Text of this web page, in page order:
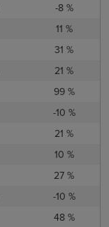
-8 %
11 %
31 %
21 %
99 %
-10 %
21 %
10 %
27 %
-10 %
48 %